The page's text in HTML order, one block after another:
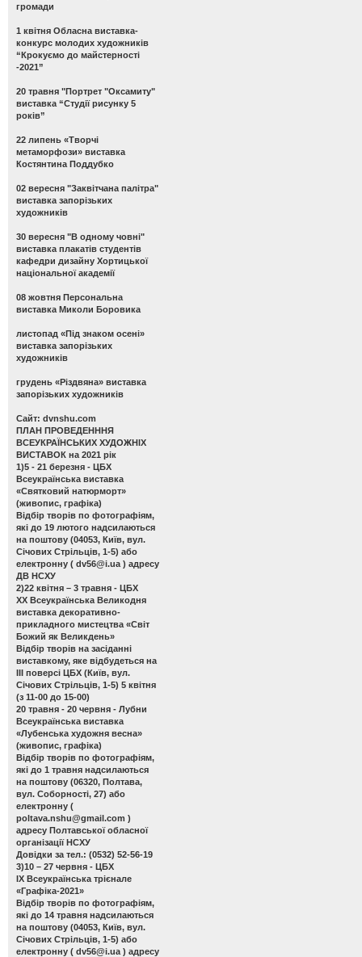
громади
1 квітня Обласна виставка-
конкурс молодих художників
“Крокуємо до майстерності
-2021”
20 травня "Портрет "Оксамиту"
виставка “Студії рисунку 5
років”
22 липень «Творчі
метаморфози» виставка
Костянтина Поддубко
02 вересня "Заквітчана палітра"
виставка запорізьких
художників
30 вересня "В одному човні"
виставка плакатів студентів
кафедри дизайну Хортицької
національної академії
08 жовтня Персональна
виставка Миколи Боровика
листопад «Під знаком осені»
виставка запорізьких
художників
грудень «Різдвяна» виставка
запорізьких художників
Сайт: dvnshu.com
ПЛАН ПРОВЕДЕНННЯ
ВСЕУКРАЇНСЬКИХ ХУДОЖНІХ
ВИСТАВОК на 2021 рік
1)5 - 21 березня - ЦБХ
Всеукраїнська виставка
«Святковий натюрморт»
(живопис, графіка)
Відбір творів по фотографіям,
які до 19 лютого надсилаються
на поштову (04053, Київ, вул.
Січових Стрільців, 1-5) або
електронну ( dv56@i.ua ) адресу
ДВ НСХУ
2)22 квітня – 3 травня - ЦБХ
ХХ Всеукраїнська Великодня
виставка декоративно-
прикладного мистецтва «Світ
Божий як Великдень»
Відбір творів на засіданні
виставкому, яке відбудеться на
ІІІ поверсі ЦБХ (Київ, вул.
Січових Стрільців, 1-5) 5 квітня
(з 11-00 до 15-00)
20 травня - 20 червня - Лубни
Всеукраїнська виставка
«Лубенська художня весна»
(живопис, графіка)
Відбір творів по фотографіям,
які до 1 травня надсилаються
на поштову (06320, Полтава,
вул. Соборності, 27) або
електронну (
poltava.nshu@gmail.com )
адресу Полтавської обласної
організації НСХУ
Довідки за тел.: (0532) 52-56-19
3)10 – 27 червня - ЦБХ
ІХ Всеукраїнська трієнале
«Графіка-2021»
Відбір творів по фотографіям,
які до 14 травня надсилаються
на поштову (04053, Київ, вул.
Січових Стрільців, 1-5) або
електронну ( dv56@i.ua ) адресу